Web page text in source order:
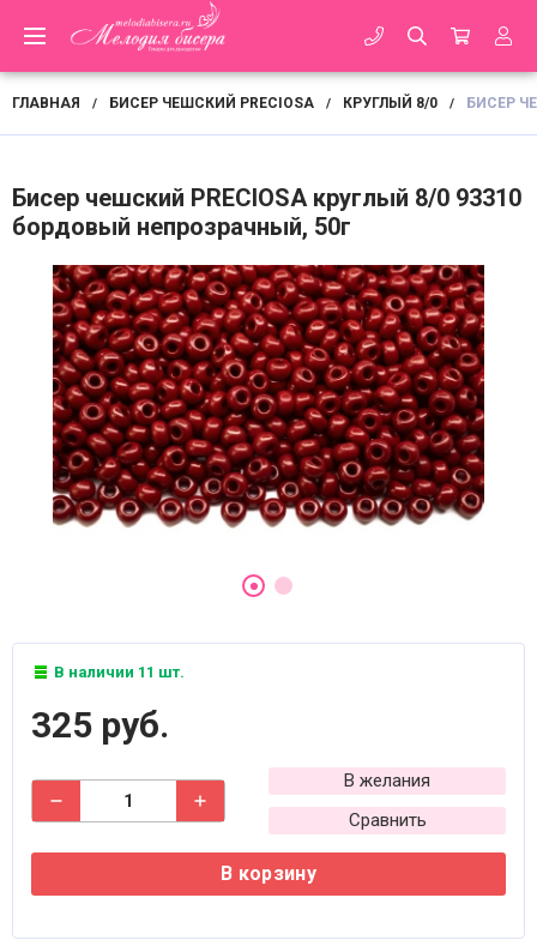
ГЛАВНАЯ / БИСЕР ЧЕШСКИЙ PRECIOSA / КРУГЛЫЙ 8/0 / БИСЕР
Бисер чешский PRECIOSA круглый 8/0 93310
бордовый непрозрачный, 50г
В наличии 11 шт.
325 руб.
В желания
Сравнить
В корзину